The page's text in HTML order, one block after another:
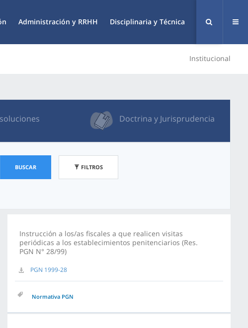
Administración y RRHH Disciplinaria y Técnica
Institucional
BUSCAR FILTROS
Doctrina y Jurisprudencia
Instrucción a los/as fiscales a que realicen visitas
periódicas a los establecimientos penitenciarios (Res.
PGN N° 28/99)
PGN 1999-28
Normativa PGN